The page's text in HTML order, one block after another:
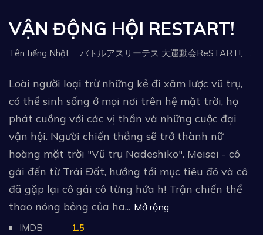
VẬN ĐỘNG HỘI RESTART!
Tên tiếng Nhật: バトルアスリーテス 大運動会ReSTART!, Battle Athletes Daiundōkai ReSTART!, Battle Athletess Daiundokai ReSTART!, Battle Athletes Victory Restart!, Боевые атлеты: Победа - Новый старт!
Loài người loại trừ những kẻ đi xâm lược vũ trụ,
có thể sinh sống ở mọi nơi trên hệ mặt trời, họ
phát cuồng với các vị thần và những cuộc đại
vận hội. Người chiến thắng sẽ trở thành nữ
hoàng mặt trời "Vũ trụ Nadeshiko". Meisei - cô
gái đến từ Trái Đất, hướng tới mục tiêu đó và cô
đã gặp lại cô gái cô từng hứa h! Trận chiến thể
thao nóng bỏng của ha... Mở rộng
IMDB
1.5